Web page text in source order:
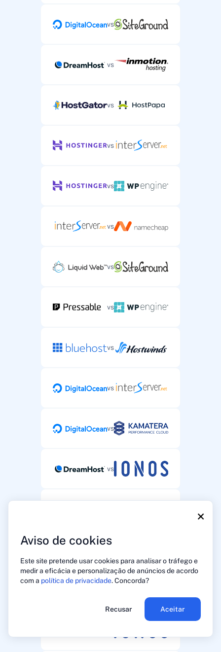
×
Aviso de cookies
Este site pretende usar cookies para analisar o tráfego e
medir a eficácia e personalização de anúncios de acordo
com a política de privacidade. Concorda?
Recusar Aceitar
vs
vs
vs
vs
vs
vs
vs
vs
vs
vs
vs
vs